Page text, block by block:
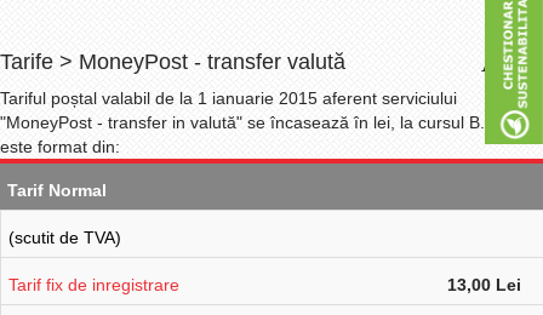
Tarife > MoneyPost - transfer valută +
Tariful poștal valabil de la 1 ianuarie 2015 aferent serviciului
"MoneyPost - transfer in valută" se încasează în lei, la cursul B.N.R. și
este format din:
Tarif Normal
(scutit de TVA)
Tarif fix de inregistrare 13,00 Lei